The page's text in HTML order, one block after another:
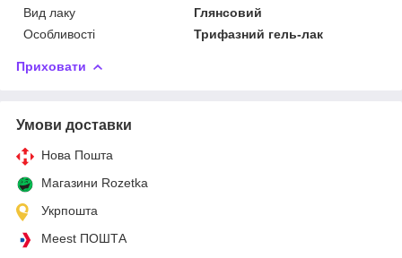
Вид лаку
Глянсовий
Особливості
Трифазний гель-лак
Приховати
Умови доставки
Нова Пошта
Магазини Rozetka
Укрпошта
Meest ПОШТА